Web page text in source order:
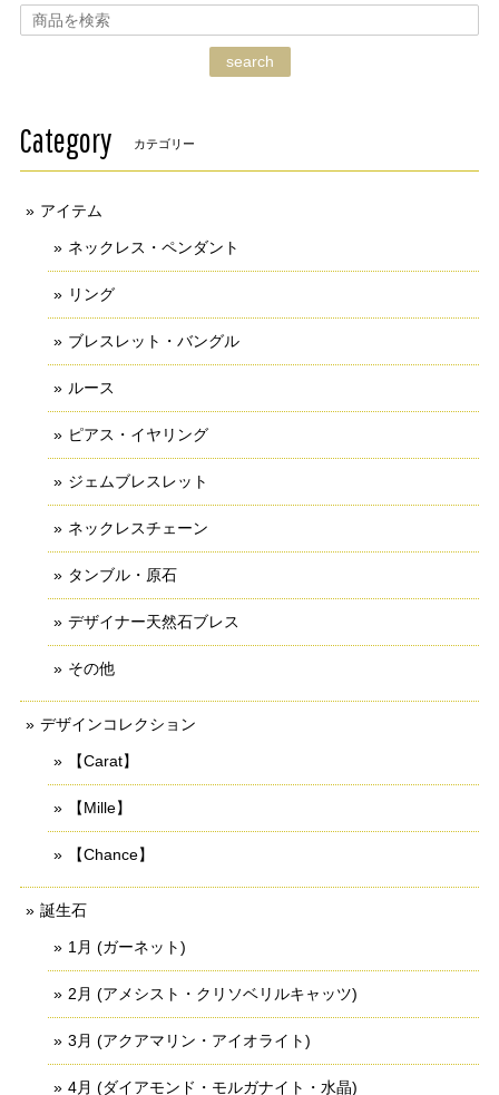
search
Category カテゴリー
アイテム
ネックレス・ペンダント
リング
ブレスレット・バングル
ルース
ピアス・イヤリング
ジェムブレスレット
ネックレスチェーン
タンブル・原石
デザイナー天然石ブレス
その他
デザインコレクション
【Carat】
【Mille】
【Chance】
誕生石
1月 (ガーネット)
2月 (アメシスト・クリソベリルキャッツ)
3月 (アクアマリン・アイオライト)
4月 (ダイアモンド・モルガナイト・水晶)